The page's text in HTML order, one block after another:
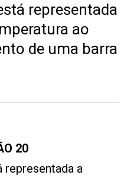
representada
ao
de uma barra
20
representada a